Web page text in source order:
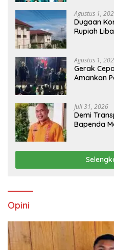
Agustus 1,
Dugaan
Rupiah
Agustus 1,
Gerak
Amankan
Juli 31, 2026
​Demi
Bapenda
Opini